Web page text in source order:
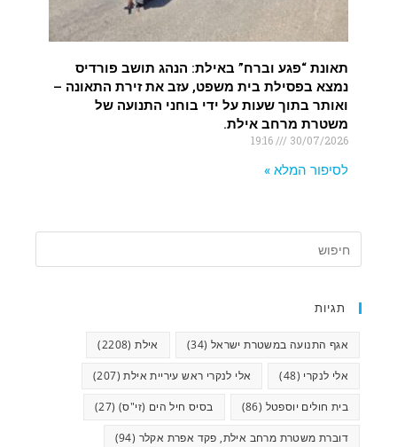
תאונת “פגע וברח” באילת: הנהג תושב פורדיס
נמצא בפסילת בית משפט, עזב את זירת התאונה –
ואותר בתוך שעות על ידי בוחני התנועה של
משטרת מרחב אילת.
30/07/2026
לסיפור המלא »
תגיות
אגף התנועה במשטרת ישראל (34) אילת(2208)
אלי לנקרי (48) אלי לנקרי ראש עיריית אילת(207)
בית חולים יוספטל (86) בסיס חיל הים (זי"ס) (27)
דוברת משטרת מרחב אילת, פקד אפרת אקלר (94)